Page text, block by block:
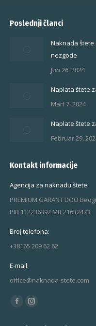
Poslednji članci
Naknada
nezgode
Jun 26, 2024
Naplata štete
Mart 7, 2024
Naplate štete
Februar 29,
Kontakt informacije
Agencija za naknadu štete
PREMIUM GARANT DOO
PIB 112236392 MB 21632473
Broj telefona:
+38165 209 62 62
E-mail:
office@naknada-stete.com
Find us on:
FacebookInstagram